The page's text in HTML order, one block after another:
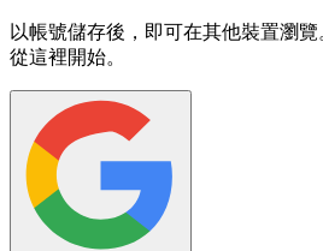
以帳號儲存後，即可在其他裝置瀏
從這裡開始。